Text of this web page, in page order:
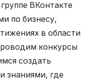
ВКонтакте
по бизнесу,
в области
конкурсы
создать
знаниями, где